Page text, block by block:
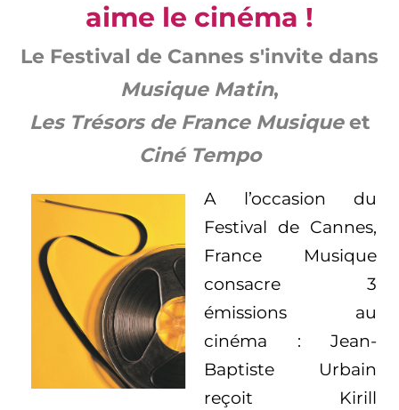
aime le cinéma !
Le Festival de Cannes s'invite dans
Musique Matin,
Les Trésors de France Musiqueet
Ciné Tempo
A l’occasion du
Festival de Cannes,
France Musique
consacre 3
émissions au
cinéma : Jean-
Baptiste Urbain
reçoit Kirill